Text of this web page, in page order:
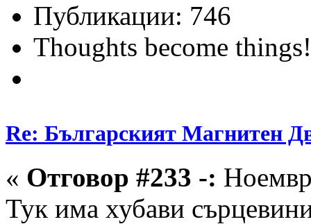
Публикации: 746
Thoughts become things!
Re: Българският Магнитен
« Отговор #233 -:
Тук има хубави